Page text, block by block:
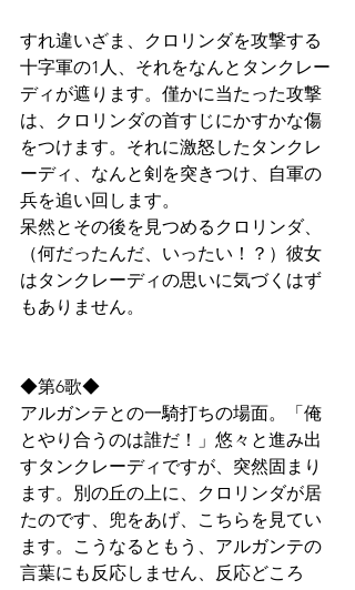
すれ違いざま、クロリンダを攻撃する
十字軍の1人、それをなんとタンクレー
ディが遮ります。僅かに当たった攻撃
は、クロリンダの首すじにかすかな傷
をつけます。それに激怒したタンクレ
ーディ、なんと剣を突きつけ、自軍の
兵を追い回します。
呆然とその後を見つめるクロリンダ、
（何だったんだ、いったい！？）彼女
はタンクレーディの思いに気づくはず
もありません。
◆第6歌◆
アルガンテとの一騎打ちの場面。「俺
とやり合うのは誰だ！」悠々と進み出
すタンクレーディですが、突然固まり
ます。別の丘の上に、クロリンダが居
たのです、兜をあげ、こちらを見てい
ます。こうなるともう、アルガンテの
言葉にも反応しません、反応どころ